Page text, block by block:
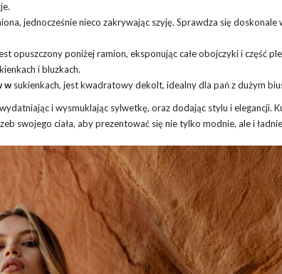
jednocześnie nieco zakrywając szyję. Sprawdza się doskonale
opuszczony poniżej ramion, eksponując całe obojczyki i część
i bluzkach.
w sukienkach, jest kwadratowy dekolt, idealny dla pań z dużym
i wysmuklając sylwetkę, oraz dodając stylu i elegancji.
swojego ciała, aby prezentować się nie tylko modnie, ale i